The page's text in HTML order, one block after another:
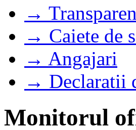
→
→ Caiete de
→ Angajari
→ Declaratii
Monitorul